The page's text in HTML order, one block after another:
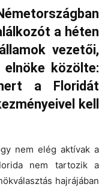
a héten
vezetői,
közölte:
a Floridát
kell
nem elég aktívak a
nem tartozik a
hajrájában